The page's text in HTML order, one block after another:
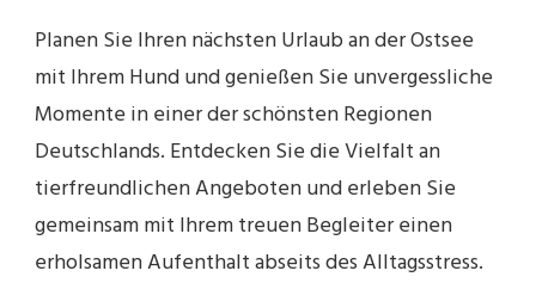
Planen Sie Ihren nächsten Urlaub an der Ostsee
mit Ihrem Hund und genießen Sie unvergessliche
Momente in einer der schönsten Regionen
Deutschlands. Entdecken Sie die Vielfalt an
tierfreundlichen Angeboten und erleben Sie
gemeinsam mit Ihrem treuen Begleiter einen
erholsamen Aufenthalt abseits des Alltagsstress.